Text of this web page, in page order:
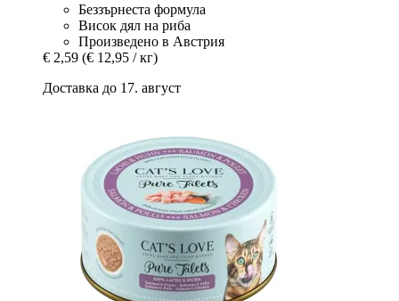
Беззърнеста формула
Висок дял на риба
Произведено в Австрия
€ 2,59 (€ 12,95 / кг)
Доставка до 17. август